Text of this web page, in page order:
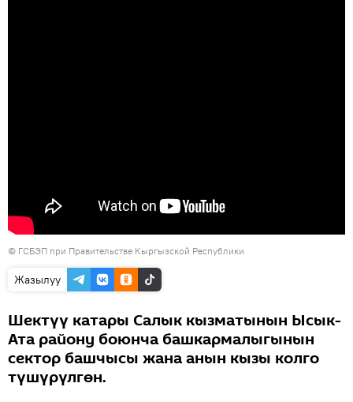
© ГСБЭП при Правительстве Кыргызской Республики
Жазылуу
Шектүү катары Салык кызматынын Ысык-
Ата району боюнча башкармалыгынын
сектор башчысы жана анын кызы колго
түшүрүлгөн.